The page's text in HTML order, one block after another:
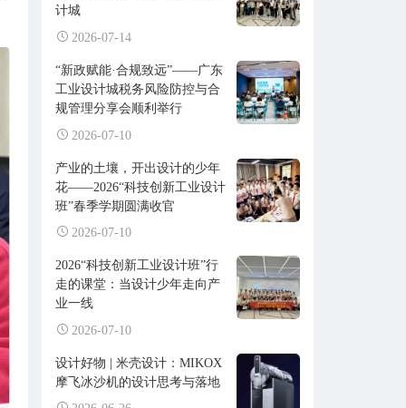
计城
2026-07-14
“新政赋能·合规致远”——广东
工业设计城税务风险防控与合
规管理分享会顺利举行
2026-07-10
产业的土壤，开出设计的少年
花——2026“科技创新工业设计
班”春季学期圆满收官
2026-07-10
2026“科技创新工业设计班”行
走的课堂：当设计少年走向产
业一线
2026-07-10
设计好物 | 米壳设计：MIKOX
摩飞冰沙机的设计思考与落地